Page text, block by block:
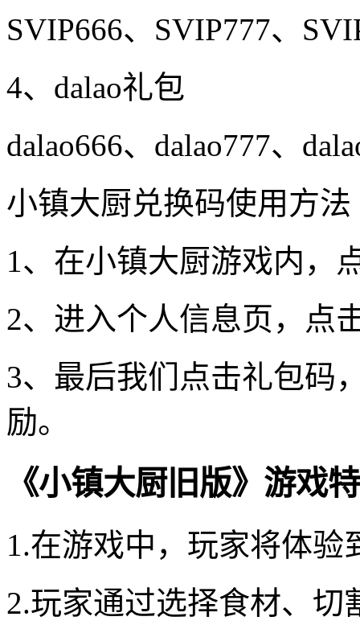
SVIP666、SVIP777、
4、dalao礼包
dalao666、dalao777、
小镇大厨兑换码使用方法
1、在小镇大厨游戏内，
2、进入个人信息页，点
3、最后我们点击礼包码
励。
《小镇大厨旧版》游戏
1.在游戏中，玩家将体验
2.玩家通过选择食材、